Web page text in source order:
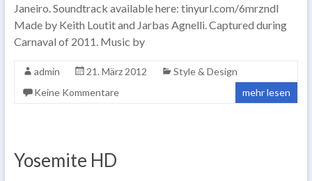
Janeiro. Soundtrack available here: tinyurl.com/6mrzndl
Made by Keith Loutit and Jarbas Agnelli. Captured during
Carnaval of 2011. Music by
admin 21. März 2012
Style & Design
Keine Kommentare
mehr lesen
Yosemite HD